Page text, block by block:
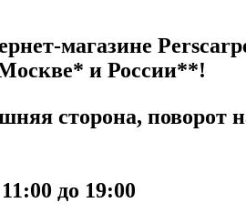
магазине
Москве* и России**!
сторона, поворот
до 19:00